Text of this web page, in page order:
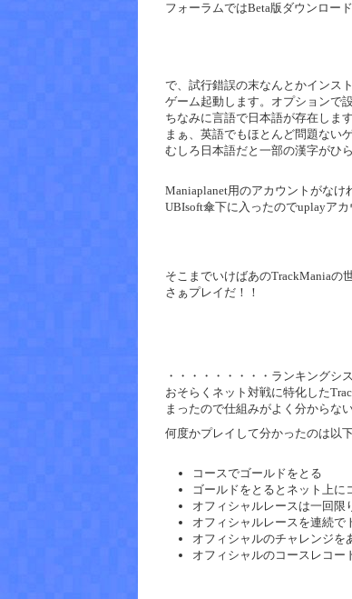
フォーラムではBeta版ダウンロー
で、試行錯誤の末なんとかインス
ゲーム起動します。オプションで
ちなみに言語で日本語が存在します
まぁ、英語でもほとんど問題ない
むしろ日本語だと一部の漢字がひ
Maniaplanet用のアカウントがなけ
UBIsoft傘下に入ったのでuplayア
そこまでいけばあのTrackManiaの
さぁプレイだ！！
・・・・・・・・・ランキングシ
おそらくネット対戦に特化した
まったので仕組みがよく分からない
何度かプレイして分かったのは以下
コースでゴールドをとる
ゴールドをとるとネット上に
オフィシャルレースは一回限
オフィシャルレースを連続で
オフィシャルのチャレンジを
オフィシャルのコースレコー